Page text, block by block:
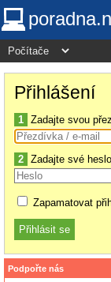
Přihlášení
1 Zadajte svou
2 Zadajte své
Zapamatovat
Podpořte nás